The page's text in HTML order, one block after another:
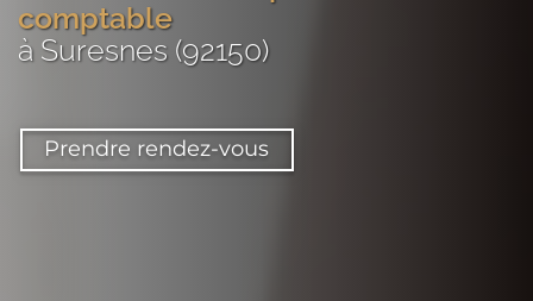
comptable
à Suresnes (92150)
Prendre rendez-vous